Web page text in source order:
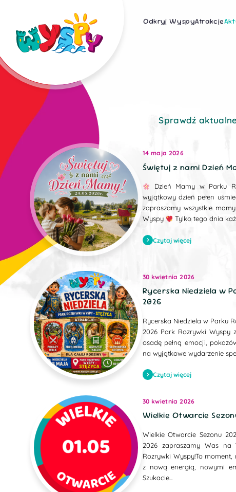
Odkryj WyspyAtrakcje
Sprawdź
14 maja 2026
Świętuj z nami Dzień
Dzień Mamy w Parku
wyjątkowy dzień pełen
zapraszamy wszystkie
Wyspy
Tylko tego dnia
Czytaj więcej
30 kwietnia 2026
Rycerska Niedziela w
2026
Rycerska Niedziela w Parku
2026 Park Rozrywki Wyspy
osadę pełną emocji,
na wyjątkowe wydarzenie
Czytaj więcej
30 kwietnia 2026
Wielkie Otwarcie
Wielkie Otwarcie Sezonu
2026 zapraszamy Was na
Rozrywki Wyspy!To
z nową energią, nowymi
Szukacie...